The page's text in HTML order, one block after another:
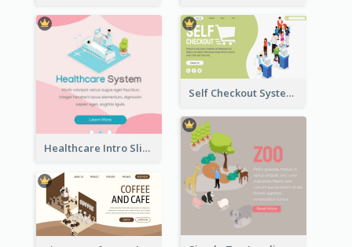
Healthcare Intro Sliding Application Page
Self Checkout System Introduction Landing Page